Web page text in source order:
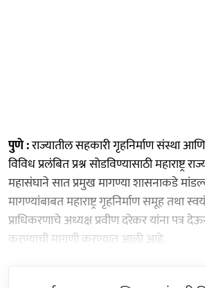
पुणे :राज्यातील सहकारी गृहनिर्माण संस्था
विविध प्रलंबित प्रश्न सोडविण्यासाठी महाराष्ट्र
महासंघाने सात प्रमुख मागण्या शासनाकडे
मागण्यांबाबत महाराष्ट्र गृहनिर्माण समूह तथा
प्राधिकरणाचे अध्यक्ष प्रवीण दरेकर यांना पत्र
करण्याची मागणी करण्यात आली आहे.